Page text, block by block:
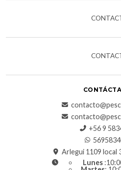
+56 9
Arlegui 1109 local
Lunes